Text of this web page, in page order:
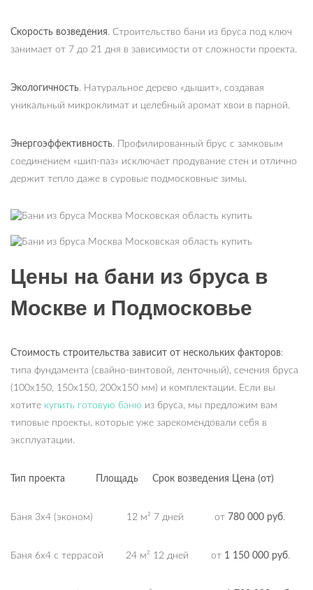
Скорость возведения. Строительство бани из бруса под ключ
занимает от 7 до 21 дня в зависимости от сложности проекта.
Экологичность. Натуральное дерево «дышит», создавая
уникальный микроклимат и целебный аромат хвои в парной.
Энергоэффективность. Профилированный брус с замковым
соединением «шип-паз» исключает продувание стен и отлично
держит тепло даже в суровые подмосковные зимы.
Цены на бани из бруса в
Москве и Подмосковье
Стоимость строительства зависит от нескольких факторов:
типа фундамента (свайно-винтовой, ленточный), сечения бруса
(100х150, 150х150, 200х150 мм) и комплектации. Если вы
хотите купить готовую баню из бруса, мы предложим вам
типовые проекты, которые уже зарекомендовали себя в
эксплуатации.
Тип проекта Площадь Срок возведения Цена (от)
Баня 3х4 (эконом) 12 м² 7 дней от 780 000 руб.
Баня 6х4 с террасой 24 м² 12 дней от 1 150 000 руб.